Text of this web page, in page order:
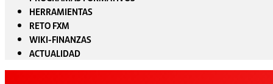
HERRAMIENTAS
RETO FXM
WIKI-FINANZAS
ACTUALIDAD